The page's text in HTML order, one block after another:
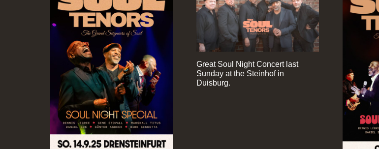
Great Soul Night Concert last
Sunday at the Steinhof in
Duisburg.